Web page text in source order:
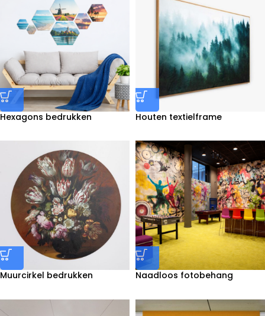
Hexagons bedrukken
Houten textielframe
Muurcirkel bedrukken
Naadloos fotobehang